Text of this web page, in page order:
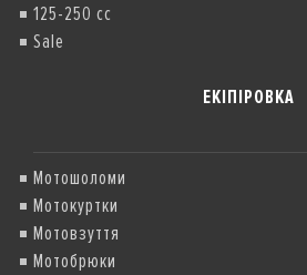
125-250 cc
Sale
ЕКІПІРОВКА
Мотошоломи
Мотокуртки
Мотовзуття
Мотобрюки